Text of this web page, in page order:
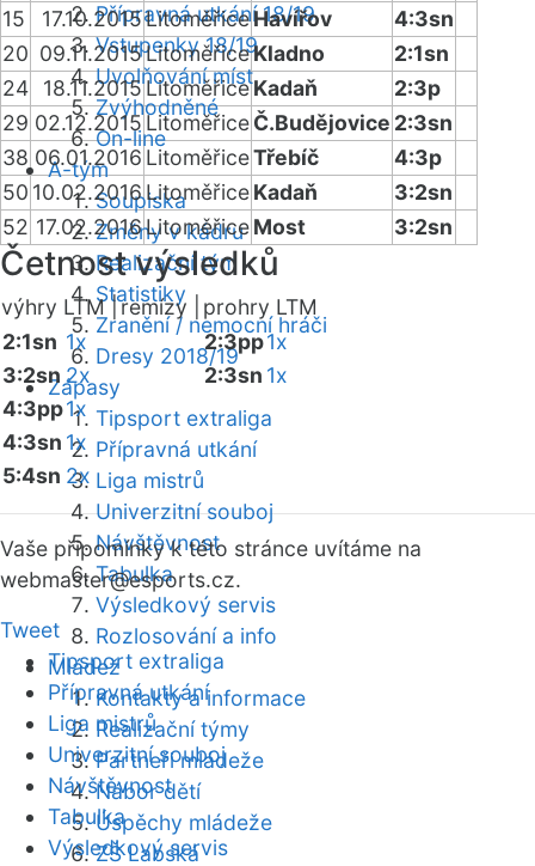
Přípravná utkání 18/19
Vstupenky 18/19
Uvolňování míst
Zvýhodněné
On-line
A-tým
Soupiska
Změny v kádru
Realizační tým
Statistiky
Zranění / nemocní hráči
Dresy 2018/19
Zápasy
Tipsport extraliga
Přípravná utkání
Liga mistrů
Univerzitní souboj
Návštěvnost
Tabulka
Výsledkový servis
Rozlosování a info
Mládež
Kontakty a informace
Realizační týmy
Partneři mládeže
Nábor dětí
Úspěchy mládeže
ZŠ Labská
15
17.10.2015LitoměřiceHavířov
4:3sn
20 09.11.2015LitoměřiceKladno
2:1sn
24
18.11.2015 LitoměřiceKadaň
2:3p
29 02.12.2015LitoměřiceČ.Budějovice 2:3sn
38 06.01.2016 LitoměřiceTřebíč
4:3p
50 10.02.2016LitoměřiceKadaň
3:2sn
52 17.02.2016LitoměřiceMost 3:2sn
Četnost výsledků
výhry LTM |remízy |
prohry LTM
2:1sn 1x
3:2sn 2x
4:3pp1x
4:3sn 1x
5:4sn 2x
2:3pp1x
2:3sn 1x
Vaše připomínky k této stránce uvítáme na
webmaster@esports.cz.
Tweet
Tipsport extraliga
Přípravná utkání
Liga mistrů
Univerzitní souboj
Návštěvnost
Tabulka
Výsledkový servis